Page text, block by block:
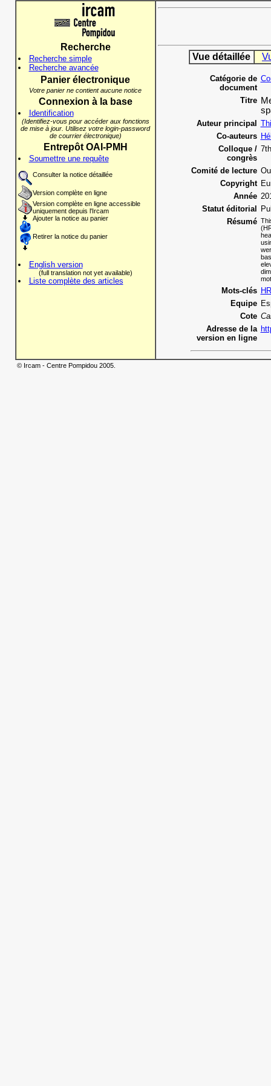
Recherche
Recherche simple
Recherche avancée
Panier électronique
Votre panier ne contient aucune notice
Connexion à la base
Identification
(Identifiez-vous pour accéder aux fonctions
de mise à jour. Utilisez votre login-password
de courrier électronique)
Entrepôt OAI-PMH
Soumettre une requête
Consulter la notice détaillée
Version complète en ligne
Version complète en ligne accessible
uniquement depuis l'Ircam
Ajouter la notice au panier
Retirer la notice du panier
English version
(full translation not yet available)
Liste complète des articles
Vue détaillée
Catégorie de
document
Titre
Auteur principal
Co-auteurs
Colloque /
congrès
Comité de lecture
Copyright
Année
Statut éditorial
Résumé
Mots-clés
Equipe
Cote
Adresse de la
version en ligne
© Ircam - Centre Pompidou 2005.